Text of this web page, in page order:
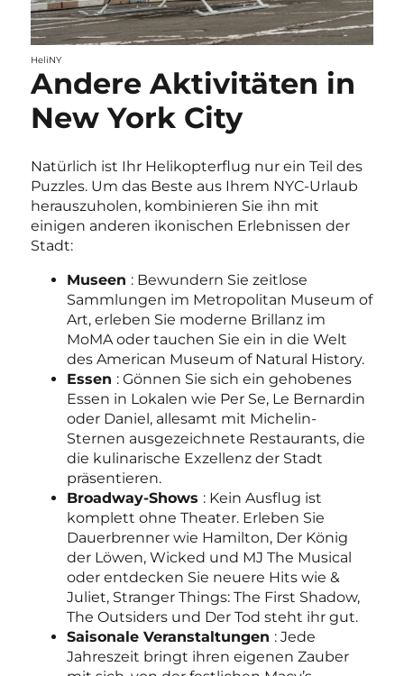
HeliNY
Andere Aktivitäten in
New York City
Natürlich ist Ihr Helikopterflug nur ein Teil des
Puzzles. Um das Beste aus Ihrem NYC-Urlaub
herauszuholen, kombinieren Sie ihn mit
einigen anderen ikonischen Erlebnissen der
Stadt:
Museen : Bewundern Sie zeitlose
Sammlungen im Metropolitan Museum of
Art, erleben Sie moderne Brillanz im
MoMA oder tauchen Sie ein in die Welt
des American Museum of Natural History.
Essen : Gönnen Sie sich ein gehobenes
Essen in Lokalen wie Per Se, Le Bernardin
oder Daniel, allesamt mit Michelin-
Sternen ausgezeichnete Restaurants, die
die kulinarische Exzellenz der Stadt
präsentieren.
Broadway-Shows : Kein Ausflug ist
komplett ohne Theater. Erleben Sie
Dauerbrenner wie Hamilton, Der König
der Löwen, Wicked und MJ The Musical
oder entdecken Sie neuere Hits wie &
Juliet, Stranger Things: The First Shadow,
The Outsiders und Der Tod steht ihr gut.
Saisonale Veranstaltungen : Jede
Jahreszeit bringt ihren eigenen Zauber